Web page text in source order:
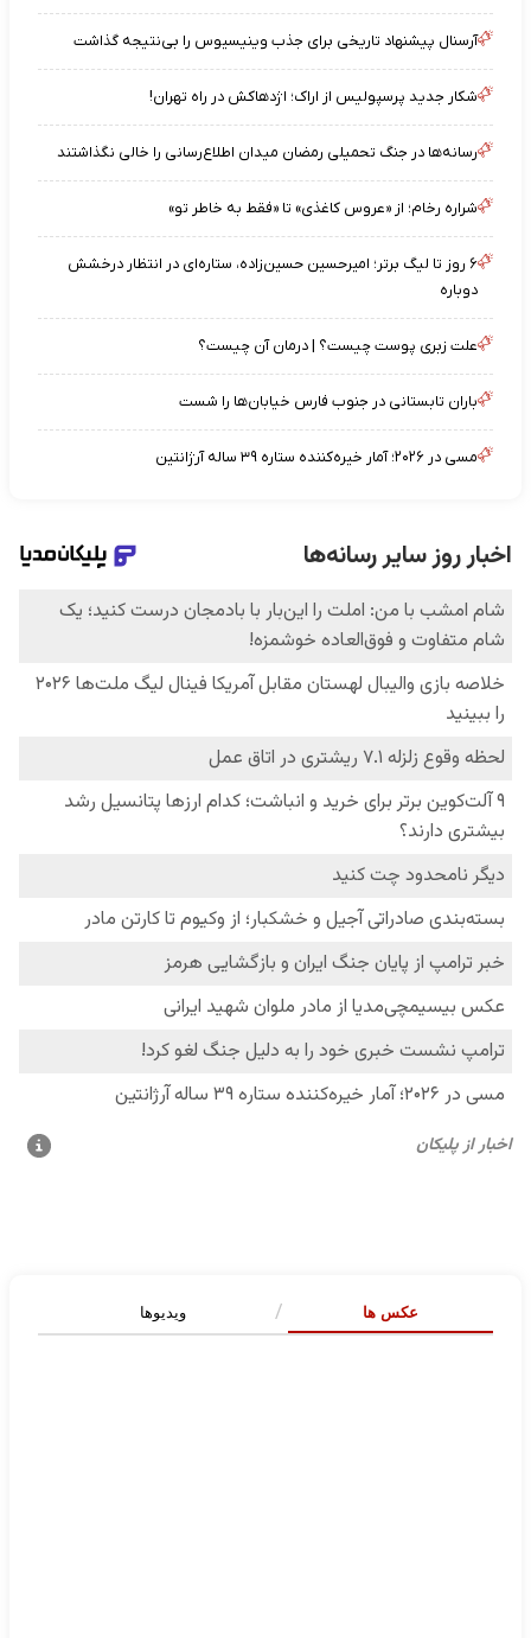
آرسنال پیشنهاد تاریخی برای جذب وینیسیوس را بی‌نتیجه گذاشت
شکار جدید پرسپولیس از اراک؛ اژدهاکش در راه تهران!
رسانه‌ها در جنگ تحمیلی رمضان میدان اطلاع‌رسانی را خالی نگذاشتند
شراره رخام؛ از «عروس کاغذی» تا «فقط به خاطر تو»
۶ روز تا لیگ برتر؛ امیرحسین حسین‌زاده، ستاره‌ای در انتظار درخشش
دوباره
علت زبری پوست چیست؟ | درمان آن چیست؟
باران تابستانی در جنوب فارس خیابان‌ها را شست
مسی در ۲۰۲۶؛ آمار خیره‌کننده ستاره ۳۹ ساله آرژانتین
عکس ها ویدیوها